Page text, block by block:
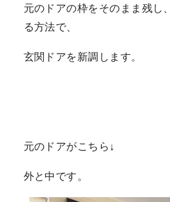
元のドアの枠をそのまま残し
る方法で、
玄関ドアを新調します。
元のドアがこちら↓
外と中です。